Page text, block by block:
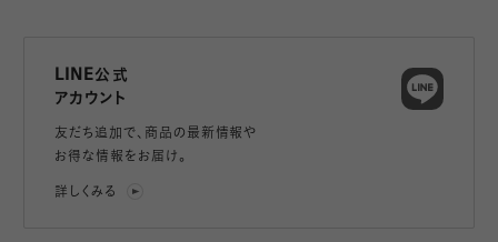
LINE公式
アカウント
友だち追加で、 商品の最新情報や
お得な情報をお届け。
詳しくみる